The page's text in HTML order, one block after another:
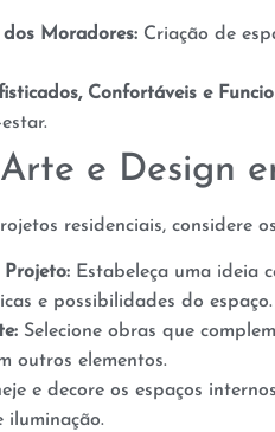
Moradores: Criação de
Confortáveis e
e Design
residenciais, considere
Projeto: Estabeleça uma ideia
e possibilidades do espaço.
Selecione obras que
outros elementos.
e decore os espaços
iluminação.